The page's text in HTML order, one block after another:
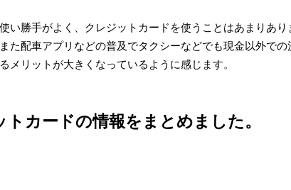
い勝手がよく、クレジットカードを使うことはあまりあ
た配車アプリなどの普及でタクシーなどでも現金以外で
メリットが大きくなっているように感じます。
カードの情報をまとめました。